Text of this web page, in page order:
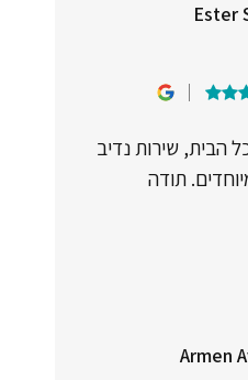
Ester
הבית, שירות נדיב
תודה
Armen